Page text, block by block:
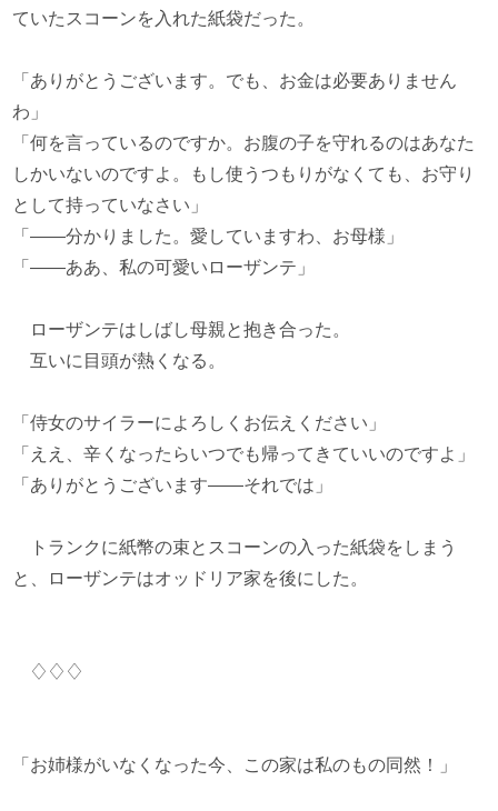
ていたスコーンを入れた紙袋だった。
「ありがとうございます。でも、お金は必要ありません
わ」
「何を言っているのですか。お腹の子を守れるのはあなた
しかいないのですよ。もし使うつもりがなくても、お守り
として持っていなさい」
「――分かりました。愛していますわ、お母様」
「――ああ、私の可愛いローザンテ」
ローザンテはしばし母親と抱き合った。
互いに目頭が熱くなる。
「侍女のサイラーによろしくお伝えください」
「ええ、辛くなったらいつでも帰ってきていいのですよ」
「ありがとうございます――それでは」
トランクに紙幣の束とスコーンの入った紙袋をしまう
と、ローザンテはオッドリア家を後にした。
♢♢♢
「お姉様がいなくなった今、この家は私のもの同然！」